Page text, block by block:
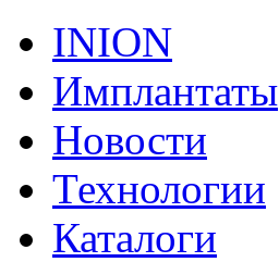
INION
Имплантаты
Новости
Технологии
Каталоги